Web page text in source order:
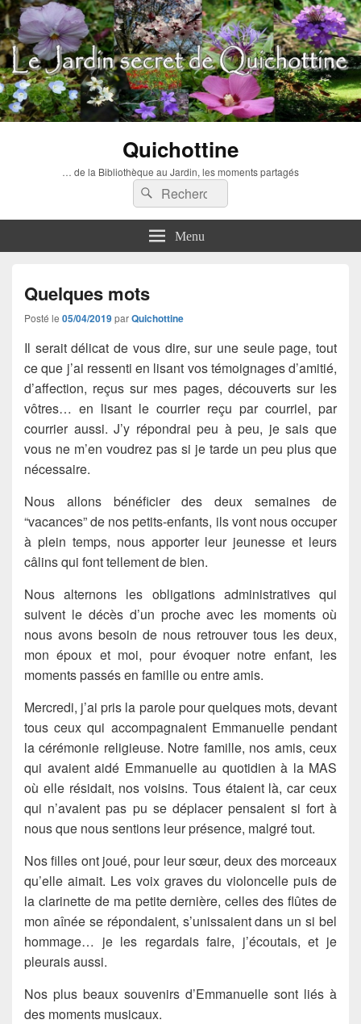
Quichottine
… de la Bibliothèque au Jardin, les moments partagés
Recherche :
Rechercher
Menu
Quelques mots
Posté le 05/04/2019parQuichottine
Il serait délicat de vous dire, sur une seule page, tout
ce que j’ai ressenti en lisant vos témoignages d’amitié,
d’affection, reçus sur mes pages, découverts sur les
vôtres… en lisant le courrier reçu par courriel, par
courrier aussi. J’y répondrai peu à peu, je sais que
vous ne m’en voudrez pas si je tarde un peu plus que
nécessaire.
Nous allons bénéficier des deux semaines de
“vacances” de nos petits-enfants, ils vont nous occuper
à plein temps, nous apporter leur jeunesse et leurs
câlins qui font tellement de bien.
Nous alternons les obligations administratives qui
suivent le décès d’un proche avec les moments où
nous avons besoin de nous retrouver tous les deux,
mon époux et moi, pour évoquer notre enfant, les
moments passés en famille ou entre amis.
Mercredi, j’ai pris la parole pour quelques mots, devant
tous ceux qui accompagnaient Emmanuelle pendant
la cérémonie religieuse. Notre famille, nos amis, ceux
qui avaient aidé Emmanuelle au quotidien à la MAS
où elle résidait, nos voisins. Tous étaient là, car ceux
qui n’avaient pas pu se déplacer pensaient si fort à
nous que nous sentions leur présence, malgré tout.
Nos filles ont joué, pour leur sœur, deux des morceaux
qu’elle aimait. Les voix graves du violoncelle puis de
la clarinette de ma petite dernière, celles des flûtes de
mon aînée se répondaient, s’unissaient dans un si bel
hommage… je les regardais faire, j’écoutais, et je
pleurais aussi.
Nos plus beaux souvenirs d’Emmanuelle sont liés à
des moments musicaux.